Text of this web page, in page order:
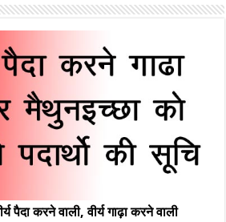
करने वाली, वीर्य गाढ़ा करने वाली